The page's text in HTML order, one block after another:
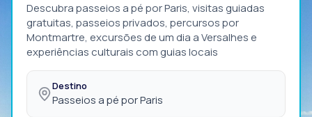
Descubra passeios a pé por Paris, visitas guiadas
gratuitas, passeios privados, percursos por
Montmartre, excursões de um dia a Versalhes e
experiências culturais com guias locais
Destino
Passeios a pé por Paris